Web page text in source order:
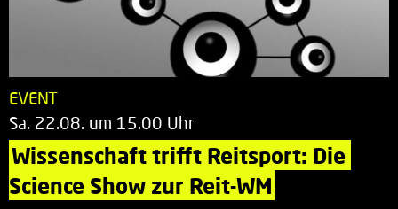
EVENT
Sa. 22.08. um 15.00 Uhr
Wissenschaft trifft Reitsport: Die
Science Show zur Reit-WM